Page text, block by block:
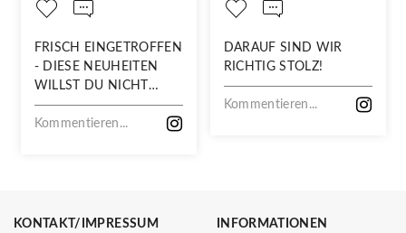
FRISCH EINGETROFFEN
- DIESE NEUHEITEN
WILLST DU NICHT
VERPASSEN!
Kommentieren...
DARAUF SIND WIR
RICHTIG STOLZ!
Kommentieren...
KONTAKT/IMPRESSUM INFORMATIONEN